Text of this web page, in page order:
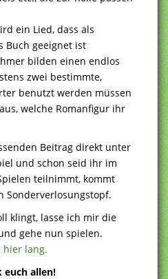
ein Lied, dass als
Buch geeignet ist
bilden einen endlos
zwei bestimmte,
benutzt werden müssen
welche Romanfigur ihr
Beitrag direkt unter
und schon seid ihr im
teilnimmt, kommt
Sonderverlosungstopf.
klingt, lasse ich mir die
gehe nun spielen.
hier lang.
euch allen!